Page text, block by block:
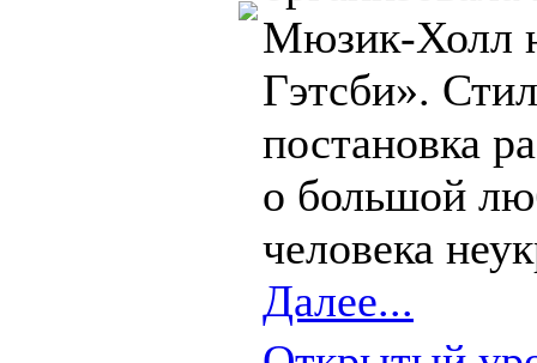
Мюзик-Холл
Гэтсби».
постановка
о большой
человека
Далее...